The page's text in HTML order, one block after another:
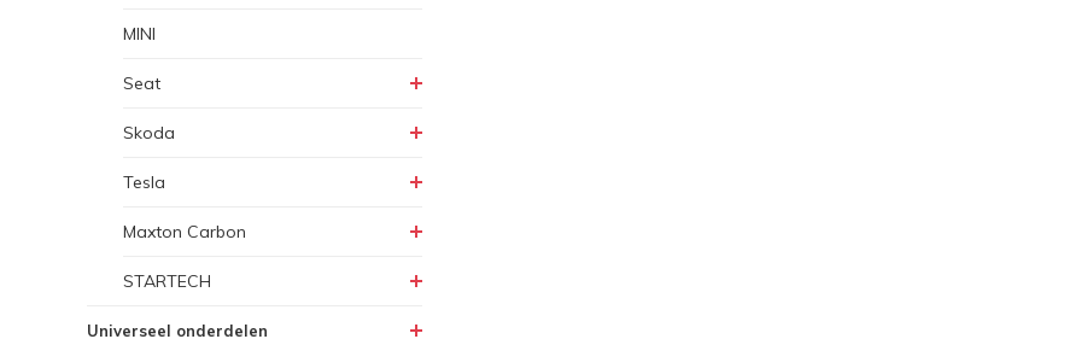
MINI
Seat
Skoda
Tesla
Maxton Carbon
STARTECH
Universeel onderdelen